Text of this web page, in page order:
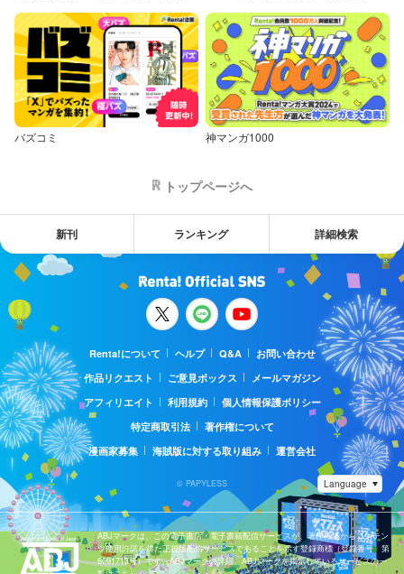
バズコミ 神マンガ1000
トップページへ
新刊 ランキング 詳細検索
Renta!について ヘルプ Q&A
お問い合わせ
作品リクエスト
ご意見ボックス
メールマガジン
アフィリエイト
利用規約
個人情報保護ポリシー
特定商取引法
著作権について
漫画家募集
海賊版に対する取り組み 運営会社
© PAPYLESS
ABJマークは、この電子書店・電子書籍配信サービスが、著作権者からコンテン
ツ使用許諾を得た正規版配信サービスであることを示す登録商標（登録番号 第
6091713号）です。ABJマークの詳細、ABJマークを掲示しているサービスの一